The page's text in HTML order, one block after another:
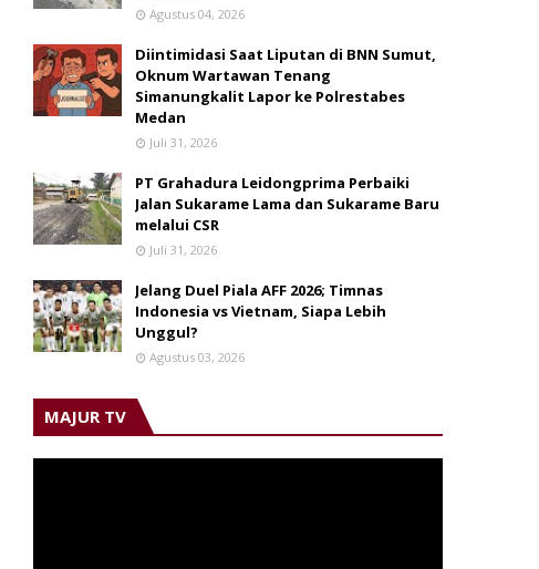
Agustus 04, 2026
Diintimidasi Saat Liputan di BNN Sumut,
Oknum Wartawan Tenang
Simanungkalit Lapor ke Polrestabes
Medan
Juli 31, 2026
PT Grahadura Leidongprima Perbaiki
Jalan Sukarame Lama dan Sukarame Baru
melalui CSR
Juli 31, 2026
Jelang Duel Piala AFF 2026; Timnas
Indonesia vs Vietnam, Siapa Lebih
Unggul?
Agustus 03, 2026
MAJUR TV